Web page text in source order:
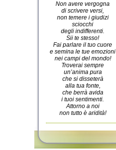
Non avere vergogna
di scrivere versi,
non temere i giudizi
sciocchi
degli indifferenti.
Sii te stesso!
Fai parlare il tuo cuore
e semina le tue emozioni
nei campi del mondo!
Troverai sempre
un’anima pura
che si disseterà
alla tua fonte,
che berrà avida
i tuoi sentimenti.
Attorno a noi
non tutto è aridità!